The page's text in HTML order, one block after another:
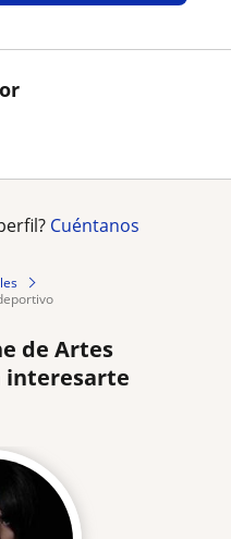
Cuéntanos
de Artes
interesarte